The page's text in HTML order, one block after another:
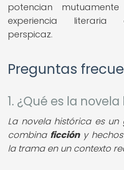
potencian
experiencia literaria
perspicaz.
Preguntas
1. ¿Qué es la
La novela histórica es
combina ficcióny hechos
la trama en un contexto